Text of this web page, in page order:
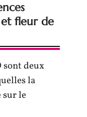
fleur de
sont deux
la
sur le